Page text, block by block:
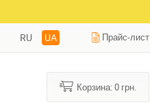
RU UA Прайс-лист
Корзина:0 грн.